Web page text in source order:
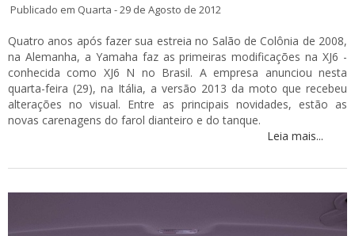
Publicado em Quarta - 29 de Agosto de 2012
Quatro anos após fazer sua estreia no Salão de Colônia de 2008,
na Alemanha, a Yamaha faz as primeiras modificações na XJ6 -
conhecida como XJ6 N no Brasil. A empresa anunciou nesta
quarta-feira (29), na Itália, a versão 2013 da moto que recebeu
alterações no visual. Entre as principais novidades, estão as
novas carenagens do farol dianteiro e do tanque.
Leia mais...